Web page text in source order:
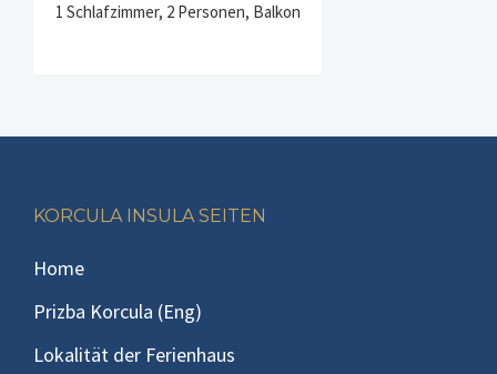
1 Schlafzimmer, 2 Personen, Balkon
Footer
KORCULA INSULA SEITEN
Home
Prizba Korcula (Eng)
Lokalität der Ferienhaus